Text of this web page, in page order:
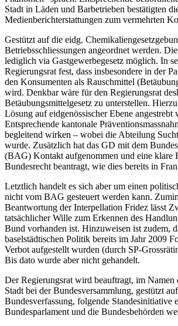
Stadt in Läden und Barbetrieben bestätigten
Medienberichterstattungen zum vermehrten
Gestützt auf die eidg.
Betriebsschliessungen angeordnet werden.
lediglich via Gastgewerbegesetz möglich. In
Regierungsrat fest, dass insbesondere in der
den Konsumenten als Rauschmittel
wird. Denkbar wäre für den Regierungsrat
Betäubungsmittelgesetz zu unterstellen.
Lösung auf eidgenössischer Ebene angestrebt
Entsprechende kantonale
begleitend wirken – wobei die Abteilung
wurde. Zusätzlich hat das GD mit dem
(BAG) Kontakt aufgenommen und eine klare
Bundesrecht beantragt, wie dies bereits in
Letztlich handelt es sich aber um einen
nicht vom BAG gesteuert werden kann.
Beantwortung der Interpellation Fridez lässt
tatsächlicher Wille zum Erkennen des
Bund vorhanden ist. Hinzuweisen ist zudem,
baselstädtischen Politik bereits im Jahr 2009
Verbot aufgestellt wurden (durch SP-
Bis dato wurde aber nicht gehandelt.
Der Regierungsrat wird beauftragt, im Namen
Stadt bei der Bundesversammlung, gestützt
Bundesverfassung, folgende Standesinitiative
Bundesparlament und die Bundesbehörden